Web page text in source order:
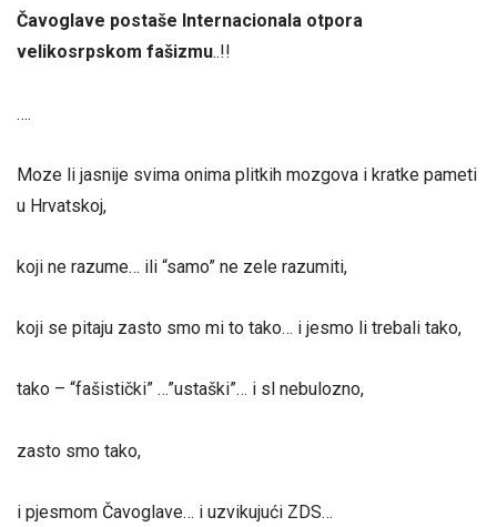
Čavoglave postaše Internacionala otpora
velikosrpskom fašizmu..!!
….
Moze li jasnije svima onima plitkih mozgova i kratke pameti
u Hrvatskoj,
koji ne razume… ili “samo” ne zele razumiti,
koji se pitaju zasto smo mi to tako… i jesmo li trebali tako,
tako – “fašistički” …”ustaški”… i sl nebulozno,
zasto smo tako,
i pjesmom Čavoglave… i uzvikujući ZDS…